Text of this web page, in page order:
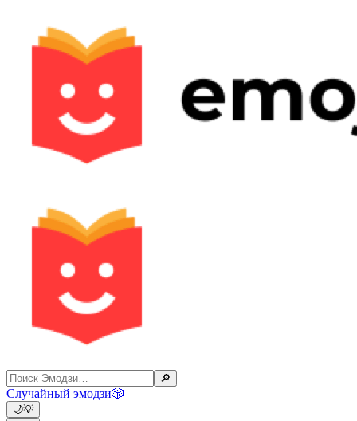
🔎
Случайный эмодзи🎲
🌙💡